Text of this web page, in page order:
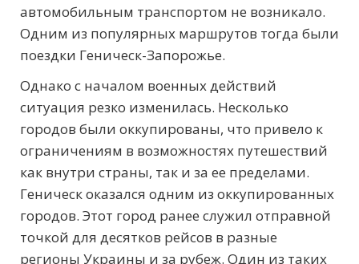
автомобильным транспортом не возникало.
Одним из популярных маршрутов тогда были
поездки Геническ-Запорожье.
Однако с началом военных действий
ситуация резко изменилась. Несколько
городов были оккупированы, что привело к
ограничениям в возможностях путешествий
как внутри страны, так и за ее пределами.
Геническ оказался одним из оккупированных
городов. Этот город ранее служил отправной
точкой для десятков рейсов в разные
регионы Украины и за рубеж. Один из таких